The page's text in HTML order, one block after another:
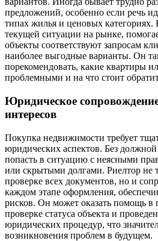
предложений, особенно если речь
типах жилья и ценовых категориях.
текущей ситуации на рынке,
объекты соответствуют запросам
наиболее выгодные варианты. Он
порекомендовать, какие квартиры
проблемными и на что стоит
Юридическое
интересов
Покупка недвижимости требует
юридических аспектов. Без должной
попасть в ситуацию с неясными
или скрытыми долгами. Риелтор не
проверке всех документов, но и
каждом этапе оформления,
рисков. Он может оказать помощь в
проверке статуса объекта и
юридических процедур, что
возникновения проблем в будущем.